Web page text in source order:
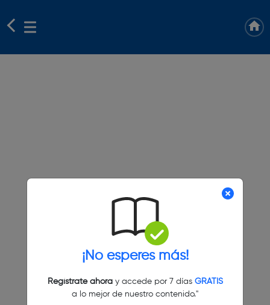
¡No esperes más!
Regístrate ahoray accede por 7 días GRATIS
a lo mejor de nuestro contenido."